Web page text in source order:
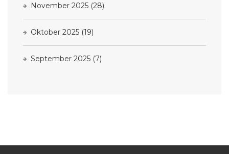
November 2025 (28)
Oktober 2025 (19)
September 2025 (7)